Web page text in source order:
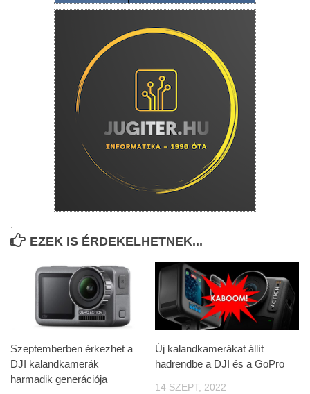
.
EZEK IS ÉRDEKELHETNEK...
Szeptemberben érkezhet a
DJI kalandkamerák
harmadik generációja
Új kalandkamerákat állít
hadrendbe a DJI és a GoPro
14 SZEPT, 2022